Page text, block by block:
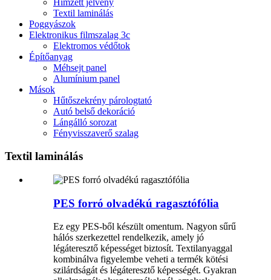
Textil laminálás
Poggyászok
Elektronikus filmszalag 3c
Elektromos védőtok
Építőanyag
Méhsejt panel
Alumínium panel
Mások
Hűtőszekrény párologtató
Autó belső dekoráció
Lángálló sorozat
Fényvisszaverő szalag
Textil laminálás
PES forró olvadékú ragasztófólia
Ez egy PES-ből készült omentum. Nagyon sűrű
hálós szerkezettel rendelkezik, amely jó
légáteresztő képességet biztosít. Textilanyaggal
kombinálva figyelembe veheti a termék kötési
szilárdságát és légáteresztő képességét. Gyakran